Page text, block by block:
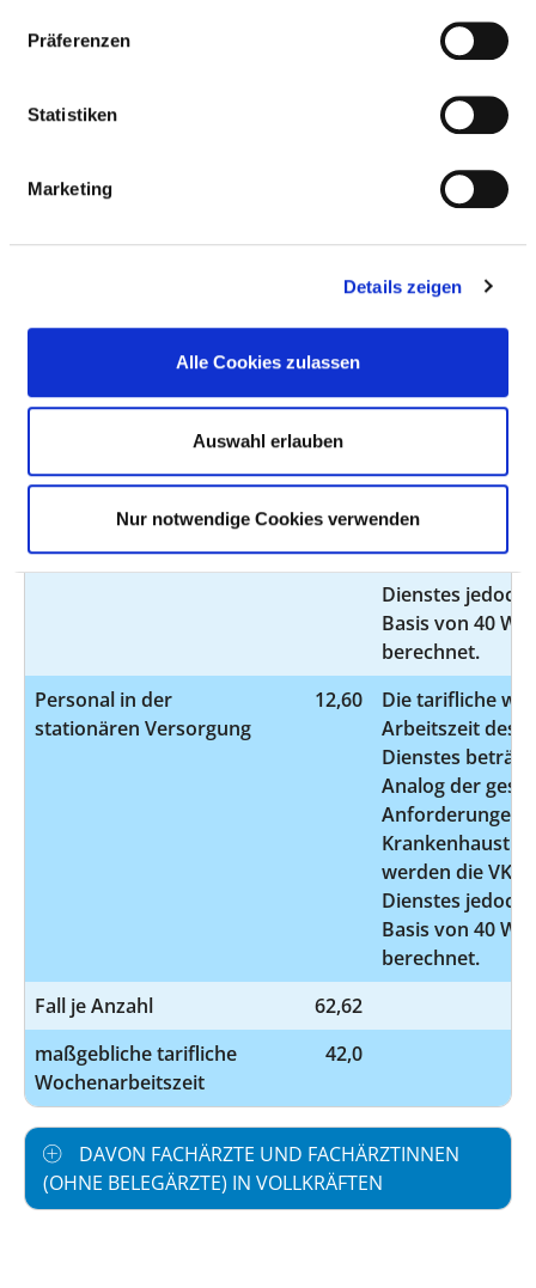
Präferenzen
Statistiken
Marketing
Details zeigen
Alle Cookies zulassen
Auswahl erlauben
Nur notwendige Cookies verwenden
Beschäftigungsverhältnis
Arbeitszeit des
Dienstes
Analog der
Anforderungen
werden die VK
Dienstes
Basis von 40
Personal in der
3,04
Die tarifliche
Analog der
Anforderungen
werden die VK
Dienstes jedoch
Basis von 40
berechnet.
Personal in der
stationären Versorgung
12,60
Die tarifliche
Arbeitszeit des
Dienstes
Analog der
Anforderungen
werden die VK
Dienstes jedoch
Basis von 40
berechnet.
Fall je Anzahl
62,62
maßgebliche tarifliche
Wochenarbeitszeit
42,0
DAVON FACHÄRZTE UND FACHÄRZTINNEN
(OHNE BELEGÄRZTE) IN VOLLKRÄFTEN